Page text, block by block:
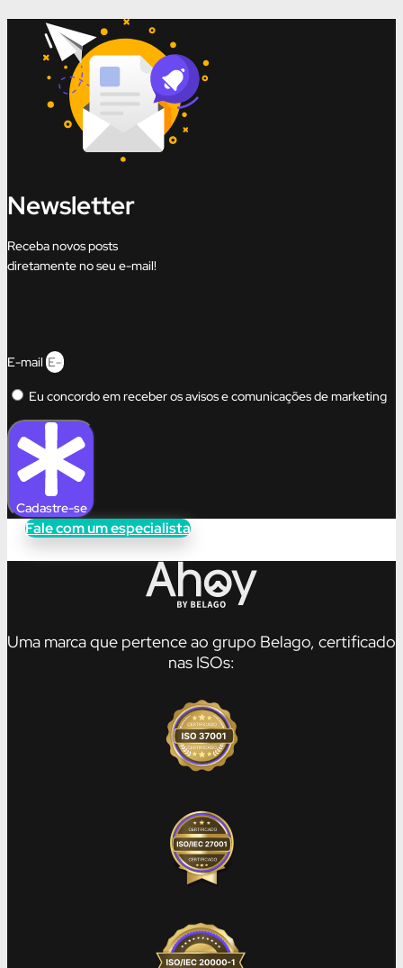
Newsletter
Receba novos posts
diretamente no seu e-mail!
E-mail
Eu concordo em receber os avisos e comunicações de marketing
Cadastre-se
Fale com um especialista
Uma marca que pertence ao grupo Belago, certificado
nas ISOs: